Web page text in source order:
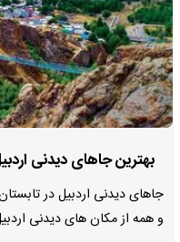
بهترین جاهای دیدنی
جاهای دیدنی اردبیل در
و همه از مکان های دیدنی